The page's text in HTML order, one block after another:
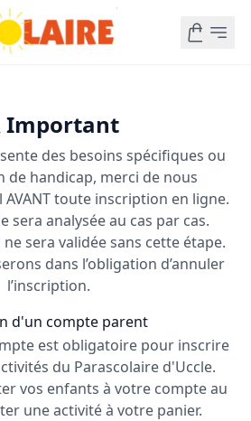
des besoins spécifiques ou
de handicap, merci de nous
toute inscription en ligne.
sera analysée au cas par cas.
sera validée sans cette étape.
dans l’obligation d’annuler
l’inscription.
d'un compte parent
est obligatoire pour inscrire
du Parascolaire d'Uccle.
vos enfants à votre compte au
une activité à votre panier.